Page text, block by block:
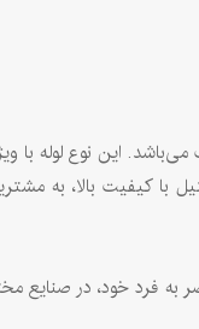
مختلف می‌باشد. این
فرد خود، در صنایع